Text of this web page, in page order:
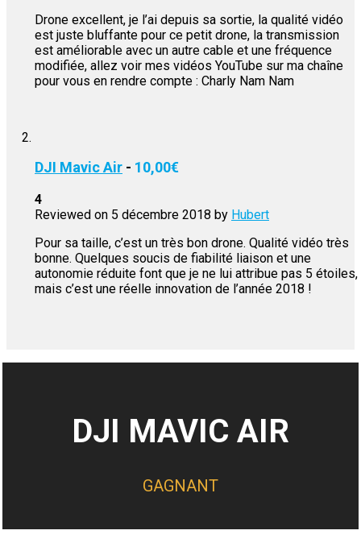
Drone excellent, je l’ai depuis sa sortie, la qualité vidéo
est juste bluffante pour ce petit drone, la transmission
est améliorable avec un autre cable et une fréquence
modifiée, allez voir mes vidéos YouTube sur ma chaîne
pour vous en rendre compte : Charly Nam Nam
DJI Mavic Air - 10,00€
4
Reviewed on 5 décembre 2018 by Hubert
Pour sa taille, c’est un très bon drone. Qualité vidéo très
bonne. Quelques soucis de fiabilité liaison et une
autonomie réduite font que je ne lui attribue pas 5 étoiles,
mais c’est une réelle innovation de l’année 2018 !
DJI MAVIC AIR
GAGNANT